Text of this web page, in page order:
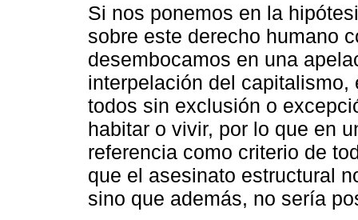
Si nos ponemos en la
sobre este derecho humano
desembocamos en una
interpelación del
todos sin exclusión o
habitar o vivir, por lo que en
referencia como criterio de
que el asesinato estructural
sino que además, no sería